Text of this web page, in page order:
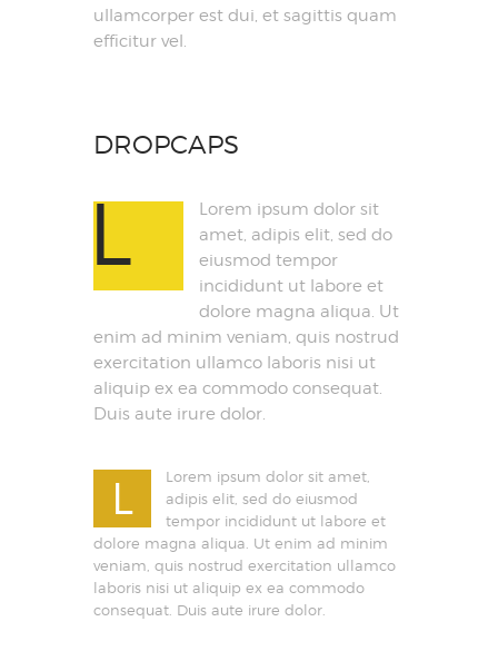
ullamcorper est dui, et sagittis quam
efficitur vel.
DROPCAPS
L
Lorem ipsum dolor sit
amet, adipis elit, sed do
eiusmod tempor
incididunt ut labore et
dolore magna aliqua. Ut
enim ad minim veniam, quis nostrud
exercitation ullamco laboris nisi ut
aliquip ex ea commodo consequat.
Duis aute irure dolor.
L
Lorem ipsum dolor sit amet,
adipis elit, sed do eiusmod
tempor incididunt ut labore et
dolore magna aliqua. Ut enim ad minim
veniam, quis nostrud exercitation ullamco
laboris nisi ut aliquip ex ea commodo
consequat. Duis aute irure dolor.